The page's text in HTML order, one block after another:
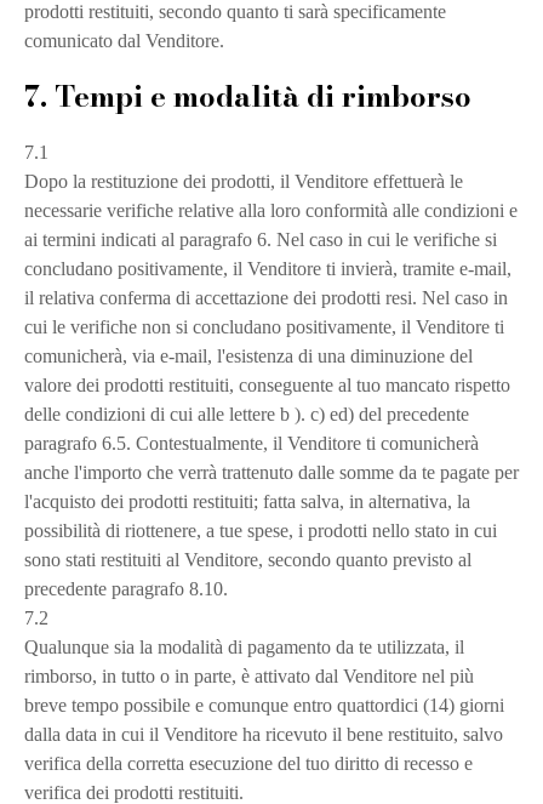
prodotti restituiti, secondo quanto ti sarà specificamente
comunicato dal Venditore.
7. Tempi e modalità di rimborso
7.1
Dopo la restituzione dei prodotti, il Venditore effettuerà le
necessarie verifiche relative alla loro conformità alle condizioni e
ai termini indicati al paragrafo 6. Nel caso in cui le verifiche si
concludano positivamente, il Venditore ti invierà, tramite e-mail,
il relativa conferma di accettazione dei prodotti resi. Nel caso in
cui le verifiche non si concludano positivamente, il Venditore ti
comunicherà, via e-mail, l'esistenza di una diminuzione del
valore dei prodotti restituiti, conseguente al tuo mancato rispetto
delle condizioni di cui alle lettere b ). c) ed) del precedente
paragrafo 6.5. Contestualmente, il Venditore ti comunicherà
anche l'importo che verrà trattenuto dalle somme da te pagate per
l'acquisto dei prodotti restituiti; fatta salva, in alternativa, la
possibilità di riottenere, a tue spese, i prodotti nello stato in cui
sono stati restituiti al Venditore, secondo quanto previsto al
precedente paragrafo 8.10.
7.2
Qualunque sia la modalità di pagamento da te utilizzata, il
rimborso, in tutto o in parte, è attivato dal Venditore nel più
breve tempo possibile e comunque entro quattordici (14) giorni
dalla data in cui il Venditore ha ricevuto il bene restituito, salvo
verifica della corretta esecuzione del tuo diritto di recesso e
verifica dei prodotti restituiti.